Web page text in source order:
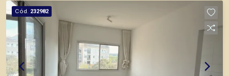
Preto.
Cód. 232982